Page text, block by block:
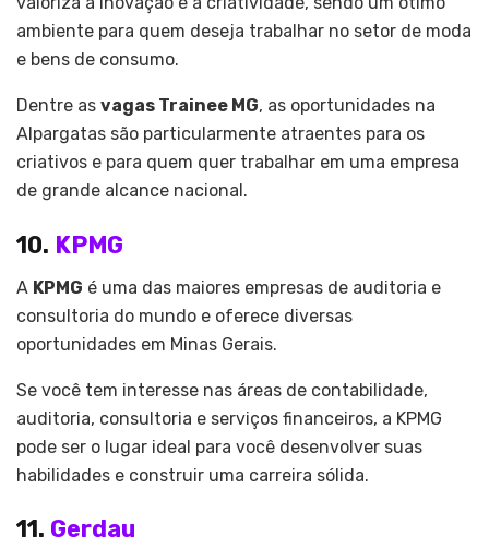
ambiente para quem deseja trabalhar no setor de moda
e bens de consumo.
Dentre as vagas Trainee MG, as oportunidades na
Alpargatas são particularmente atraentes para os
criativos e para quem quer trabalhar em uma empresa
de grande alcance nacional.
10. KPMG
A KPMG é uma das maiores empresas de auditoria e
consultoria do mundo e oferece diversas
oportunidades em Minas Gerais.
Se você tem interesse nas áreas de contabilidade,
auditoria, consultoria e serviços financeiros, a KPMG
pode ser o lugar ideal para você desenvolver suas
habilidades e construir uma carreira sólida.
11. Gerdau